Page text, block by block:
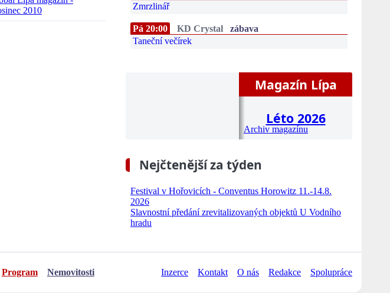
Zmrzlinář
Pá 20:00 KD Crystal
zábava
Taneční večírek
Magazín Lípa
Léto 2026
Archiv magazínu
Nejčtenější za týden
Festival v Hořovicích - Conventus Horowitz 11.-14.8.
2026
Slavnostní předání zrevitalizovaných objektů U Vodního
hradu
Program Nemovitosti Inzerce Kontakt O nás Redakce Spolupráce